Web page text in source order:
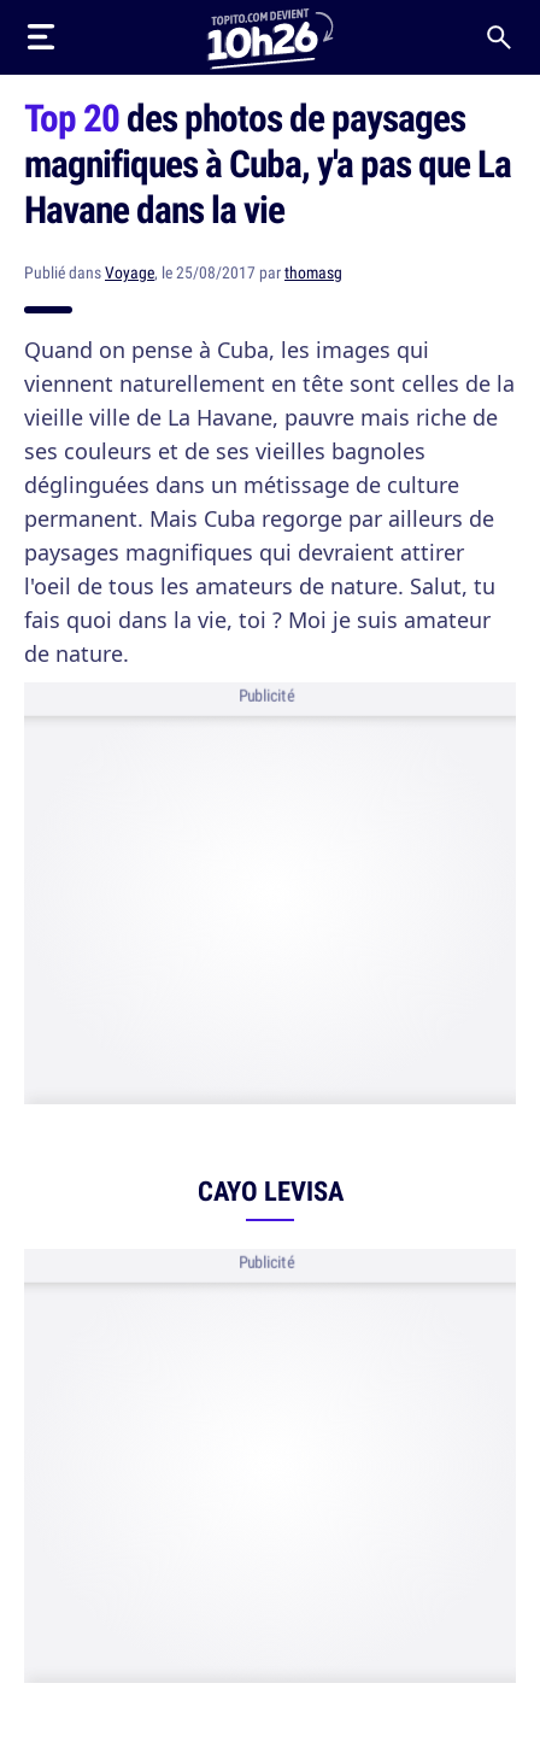
Top 20des photos de paysages
magnifiques à Cuba, y'a pas que La
Havane dans la vie
Publié dansVoyage, le 25/08/2017 parthomasg
Quand on pense à Cuba, les images qui
viennent naturellement en tête sont celles de la
vieille ville de La Havane, pauvre mais riche de
ses couleurs et de ses vieilles bagnoles
déglinguées dans un métissage de culture
permanent. Mais Cuba regorge par ailleurs de
paysages magnifiques qui devraient attirer
l'oeil de tous les amateurs de nature. Salut, tu
fais quoi dans la vie, toi ? Moi je suis amateur
de nature.
Publicité
CAYO LEVISA
Publicité